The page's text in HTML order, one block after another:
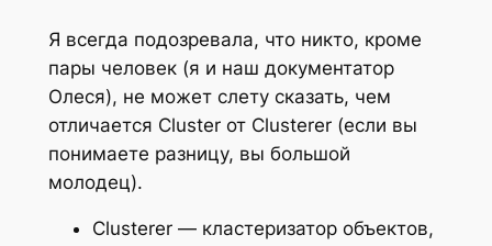
Я всегда подозревала, что никто, кроме
пары человек (я и наш документатор
Олеся), не может слету сказать, чем
отличается Cluster от Clusterer (если вы
понимаете разницу, вы большой
молодец).
Clusterer — кластеризатор объектов,